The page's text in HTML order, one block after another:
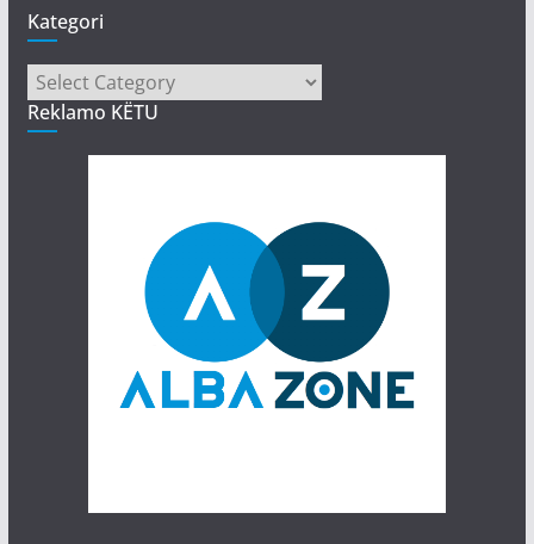
Kategori
Kategori
Reklamo KËTU